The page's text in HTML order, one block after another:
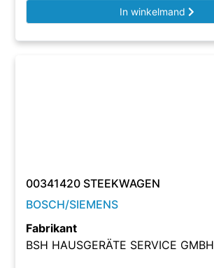
In winkelmand
00341420 STEEKWAGEN
BOSCH/SIEMENS
Fabrikant
BSH HAUSGERÄTE SERVICE GMBH